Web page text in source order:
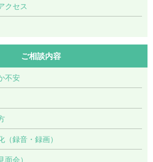
クセス
ご相談内容
不安
録音・録画）
会）